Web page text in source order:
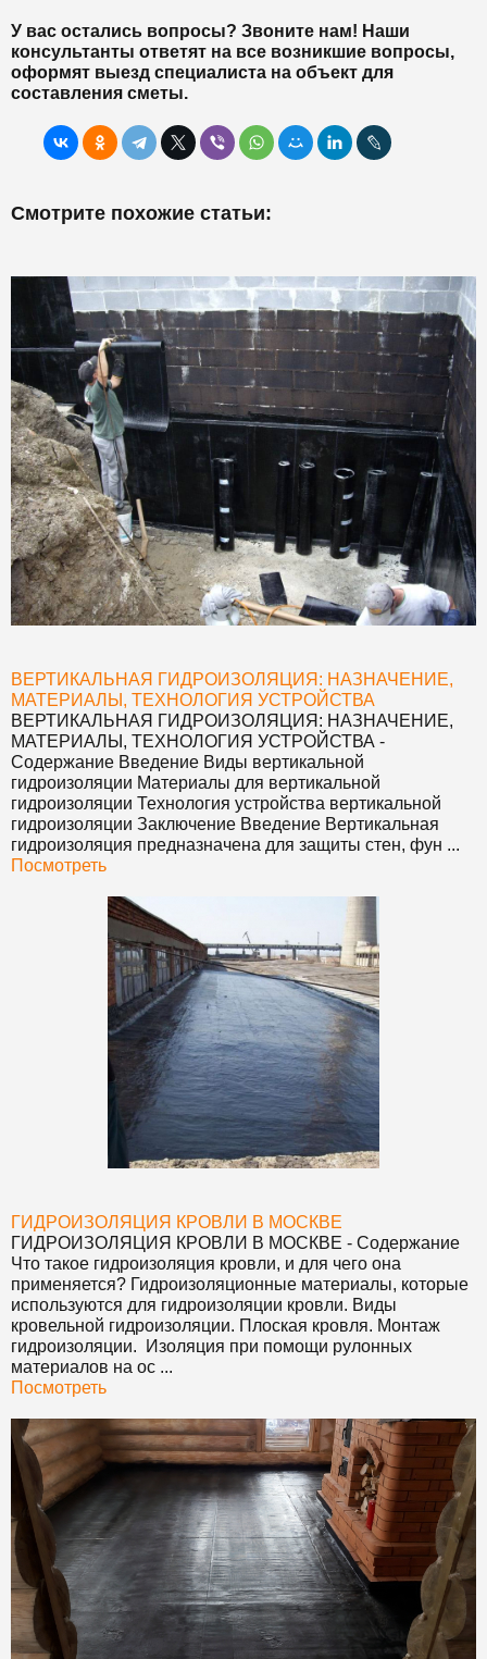
У вас остались вопросы? Звоните нам! Наши
консультанты ответят на все возникшие вопросы,
оформят выезд специалиста на объект для
составления сметы.
Смотрите похожие статьи:
ВЕРТИКАЛЬНАЯ ГИДРОИЗОЛЯЦИЯ: НАЗНАЧЕНИЕ,
МАТЕРИАЛЫ, ТЕХНОЛОГИЯ УСТРОЙСТВА
ВЕРТИКАЛЬНАЯ ГИДРОИЗОЛЯЦИЯ: НАЗНАЧЕНИЕ,
МАТЕРИАЛЫ, ТЕХНОЛОГИЯ УСТРОЙСТВА -
Содержание Введение Виды вертикальной
гидроизоляции Материалы для вертикальной
гидроизоляции Технология устройства вертикальной
гидроизоляции Заключение Введение Вертикальная
гидроизоляция предназначена для защиты стен, фун ...
Посмотреть
ГИДРОИЗОЛЯЦИЯ КРОВЛИ В МОСКВЕ
ГИДРОИЗОЛЯЦИЯ КРОВЛИ В МОСКВЕ - Содержание
Что такое гидроизоляция кровли, и для чего она
применяется? Гидроизоляционные материалы, которые
используются для гидроизоляции кровли. Виды
кровельной гидроизоляции. Плоская кровля. Монтаж
гидроизоляции. Изоляция при помощи рулонных
материалов на ос ...
Посмотреть